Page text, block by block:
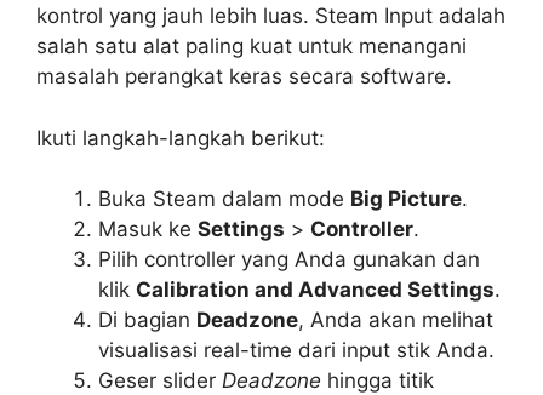
kontrol yang jauh lebih luas. Steam Input adalah
salah satu alat paling kuat untuk menangani
masalah perangkat keras secara software.
Ikuti langkah-langkah berikut:
Buka Steam dalam mode Big Picture.
Masuk ke Settings > Controller.
Pilih controller yang Anda gunakan dan
klik Calibration and Advanced Settings.
Di bagian Deadzone, Anda akan melihat
visualisasi real-time dari input stik Anda.
Geser slider Deadzone hingga titik